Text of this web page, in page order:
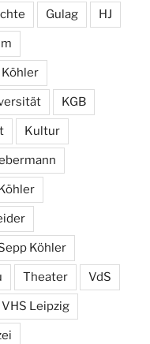
Gulag HJ
KGB
Kultur
Köhler
Theater VdS
VHS Leipzig